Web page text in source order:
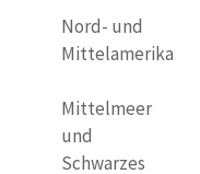
Nord- und
Mittelamerika
Mittelmeer
und
Schwarzes